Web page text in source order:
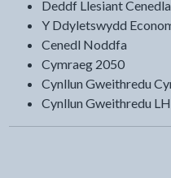
Deddf Llesiant
Y Ddyletswydd
Cenedl Noddfa
Cymraeg 2050
Cynllun Gweithredu
Cynllun Gweithredu